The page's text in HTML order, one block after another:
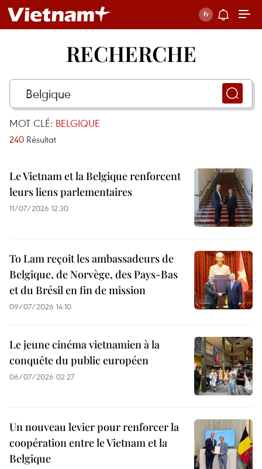
RECHERCHE
MOT CLÉ: BELGIQUE
240 Résultat
Le Vietnam et la Belgique renforcent
leurs liens parlementaires
11/07/2026 12:30
To Lam reçoit les ambassadeurs de
Belgique, de Norvège, des Pays-Bas
et du Brésil en fin de mission
09/07/2026 14:10
Le jeune cinéma vietnamien à la
conquête du public européen
06/07/2026 02:27
Un nouveau levier pour renforcer la
coopération entre le Vietnam et la
Belgique